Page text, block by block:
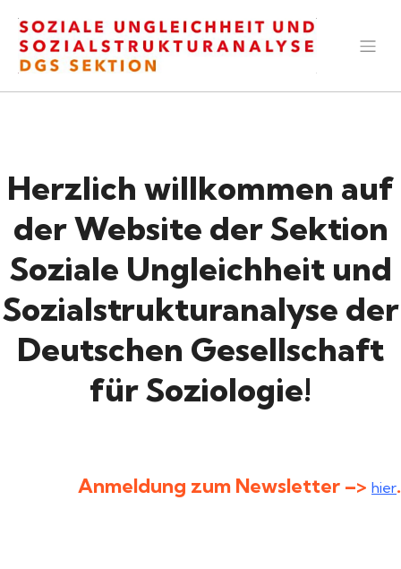
Herzlich willkommen auf
der Website der Sektion
Soziale Ungleichheit und
Sozialstrukturanalyse der
Deutschen Gesellschaft
für Soziologie!
Anmeldung zum Newsletter –> hier.